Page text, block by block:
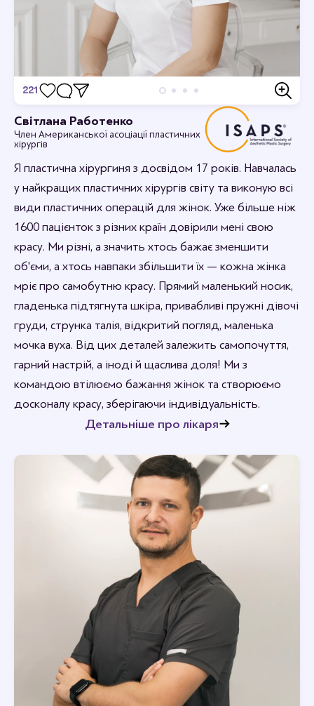
Світлана Работенко
Член Американської асоціації пластичних
хірургів
Я пластична хірургиня з досвідом 17 років. Навчалась
у найкращих пластичних хірургів світу та виконую всі
види пластичних операцій для жінок. Уже більше ніж
1600 пацієнток з різних країн довірили мені свою
красу. Ми різні, а значить хтось бажає зменшити
об'єми, а хтось навпаки збільшити їх — кожна жінка
мріє про самобутню красу. Прямий маленький носик,
гладенька підтягнута шкіра, привабливі пружні дівочі
груди, струнка талія, відкритий погляд, маленька
мочка вуха. Від цих деталей залежить самопочуття,
гарний настрій, а іноді й щаслива доля! Ми з
командою втілюємо бажання жінок та створюємо
досконалу красу, зберігаючи індивідуальність.
Детальніше про лікаря
221
Дивовижно, я в захваті.
rabotenkosvitlana